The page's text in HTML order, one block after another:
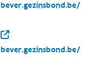
bever.gezinsbond.be/
bever.gezinsbond.be/